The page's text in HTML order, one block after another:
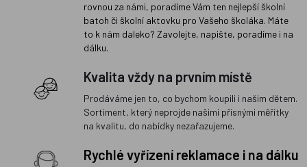
rovnou za námi, poradíme Vám ten nejlepší školní
batoh či školní aktovku pro Vašeho školáka. Máte
to k nám daleko? Zavolejte, napište, poradíme i na
dálku.
Kvalita vždy na prvním místě
Prodáváme jen to, co bychom koupili i našim dětem.
Sortiment, který neprojde našimi přísnými měřítky
na kvalitu, do nabídky nezařazujeme.
Rychlé vyřízení reklamace i na dálku